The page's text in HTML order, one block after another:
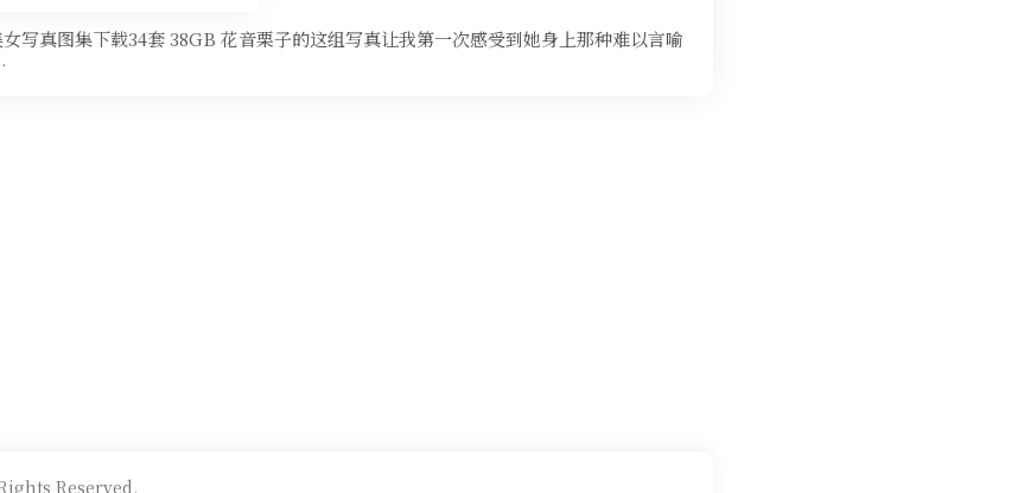
写真图集下载34套 38GB 花音栗子的这组写真让我第一次感受到她身上那种难以言喻
Reserved.